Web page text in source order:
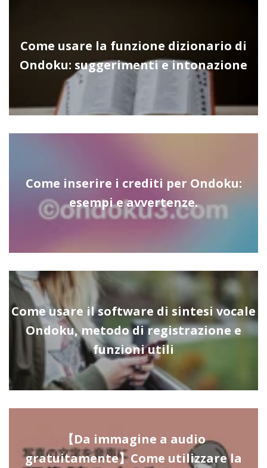
Come usare la funzione dizionario di
Ondoku: suggerimenti e intonazione
Come inserire i crediti per Ondoku:
esempi e avvertenze.
Come usare il software di sintesi vocale
Ondoku, metodo di registrazione e
funzioni utili
【Da immagine a audio
gratuitamente】Come utilizzare la